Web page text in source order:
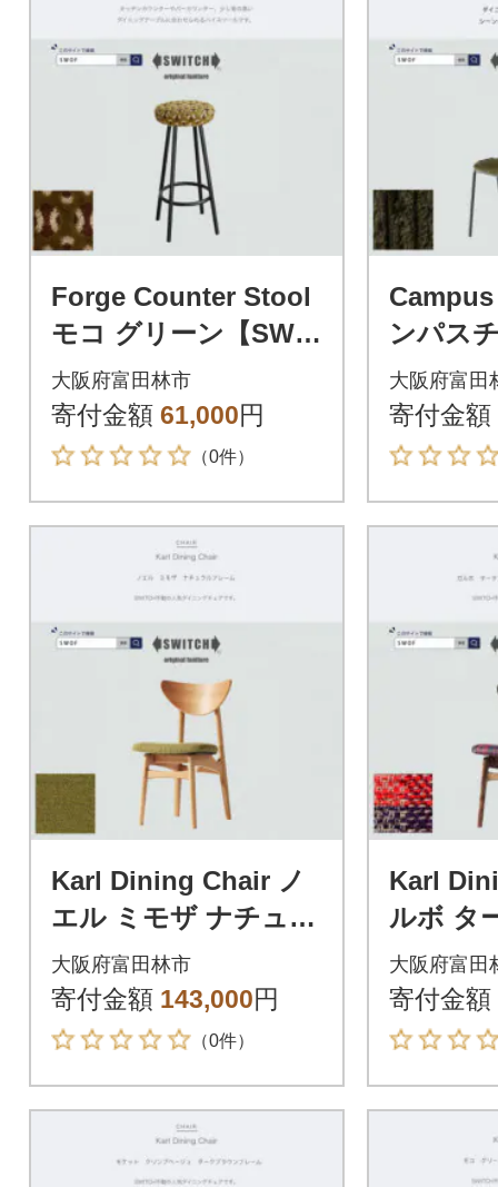
Forge Counter Stool
モコ グリーン【SWO
F】
大阪府富田林市
寄付金額 61,000円
（0件）
ンパス
ュロイ
OF】
大阪府富田
寄付金額
Karl Dining Chair ノ
エル ミモザ ナチュラ
ルフレーム【SWO
F】
大阪府富田林市
寄付金額 143,000円
（0件）
Karl
ルボ タ
ダーク
ーム【
大阪府富田
寄付金額